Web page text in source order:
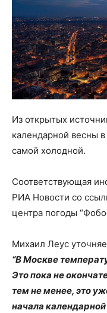
Из открытых
календарной весны
самой холодной.
Соответствующая
РИА Новости со
центра погоды
Михаил Леус
“В Москве
Это пока не
тем не менее, это
начала календарной